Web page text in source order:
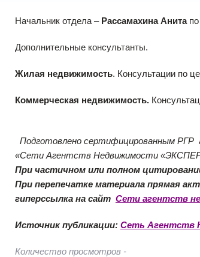
Начальник отдела – Рассамахина Анитапо
Дополнительные консультанты.
Жилая недвижимость. Консультации по
Коммерческая недвижимость.
Подготовлено сертифицированным РГР
«Сети Агентств Недвижимости
При частичном или полном
При перепечатке материала прямая
гиперссылка на сайт Сети агентств
Источник публикации: Сеть Агентств
Количество просмотров -